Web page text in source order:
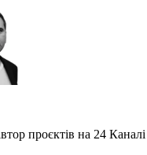
проєктів на 24 Каналі